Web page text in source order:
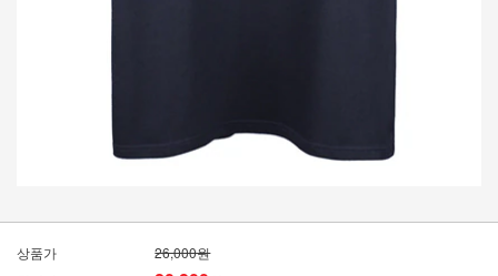
상품가 26,000원